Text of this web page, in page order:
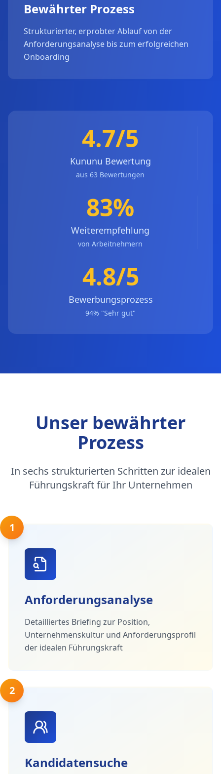
Bewährter Prozess
Strukturierter, erprobter Ablauf von der
Anforderungsanalyse bis zum erfolgreichen
Onboarding
4.7/5
Kununu Bewertung
aus 63 Bewertungen
83%
Weiterempfehlung
von Arbeitnehmern
4.8/5
Bewerbungsprozess
94% "Sehr gut"
Unser bewährter
Prozess
In sechs strukturierten Schritten zur idealen
Führungskraft für Ihr Unternehmen
1
Anforderungsanalyse
Detailliertes Briefing zur Position,
Unternehmenskultur und Anforderungsprofil
der idealen Führungskraft
2
Kandidatensuche